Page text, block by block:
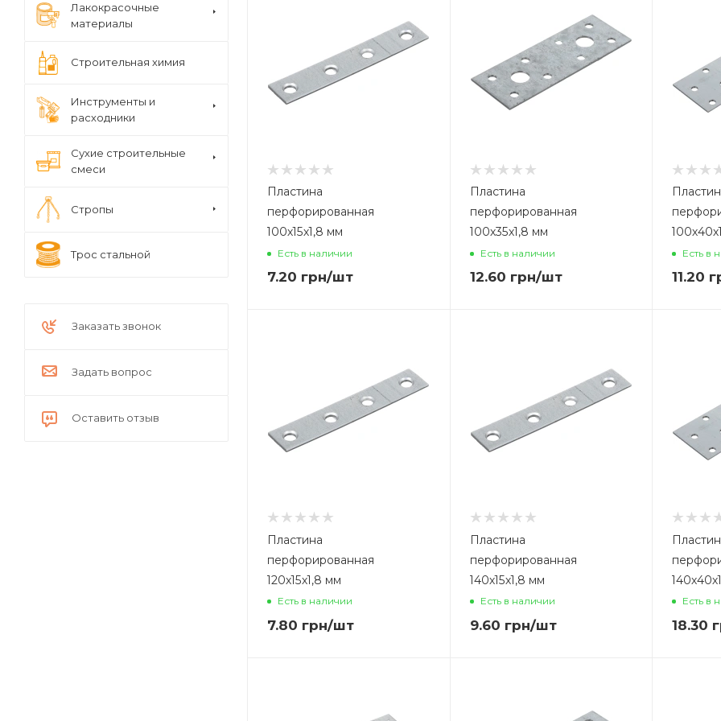
Пластина
перфорированная
100х15х1,8 мм
Есть в наличии
7.20 грн/шт
Пластина
перфорированная
100х35х1,8 мм
Есть в наличии
12.60 грн/шт
Есть в
11.20
Пластина
перфорированная
120х15х1,8 мм
Есть в наличии
7.80 грн/шт
Пластина
перфорированная
140х15х1,8 мм
Есть в наличии
9.60 грн/шт
Есть в
18.30
Лакокрасочные
материалы
Строительная химия
Инструменты и
расходники
Сухие строительные
смеси
Стропы
Трос стальной
Заказать звонок
Задать вопрос
Оставить отзыв